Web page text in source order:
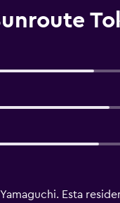
Esta